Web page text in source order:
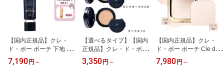
【国内正規品】クレ・
ド・ポー ボーテ 下地 資
生堂 Cle de Peau Beaut
e ヴォワールコレクチ
7,190円 ～
【選べるタイプ】【国内
正規品】クレ・ド・ポー
ボーテ タンクッションエ
クラ ナチュレル ケース /
3,350円 ～
【国内正規品】クレ・
ド・ポー ボーテ Cle de
Peau Beaute プードル
コンパクトエサンシエル
7,980円 ～